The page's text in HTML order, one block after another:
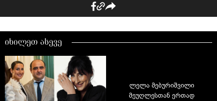
იხილეთ ასევე
ლელა მებურიშვილი
მეუღლესთან ერთად